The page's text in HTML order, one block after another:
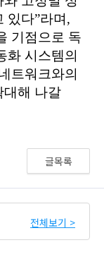
글목록
전체보기 >